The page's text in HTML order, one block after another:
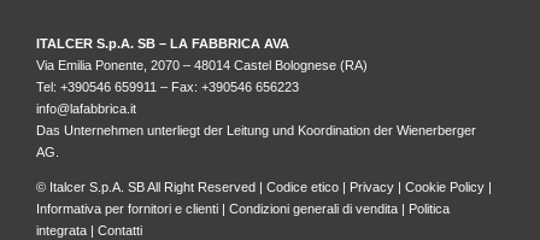
ITALCER S.p.A. SB – LA FABBRICA AVA
Via Emilia Ponente, 2070 – 48014 Castel Bolognese (RA)
Tel: +390546 659911 – Fax: +390546 656223
info@lafabbrica.it
Das Unternehmen unterliegt der Leitung und Koordination der Wienerberger
AG.
© Italcer S.p.A. SB All Right Reserved | Codice etico Privacy Cookie Policy
Informativa per fornitori e clienti
Condizioni generali di vendita
Politica
integrata
Contatti